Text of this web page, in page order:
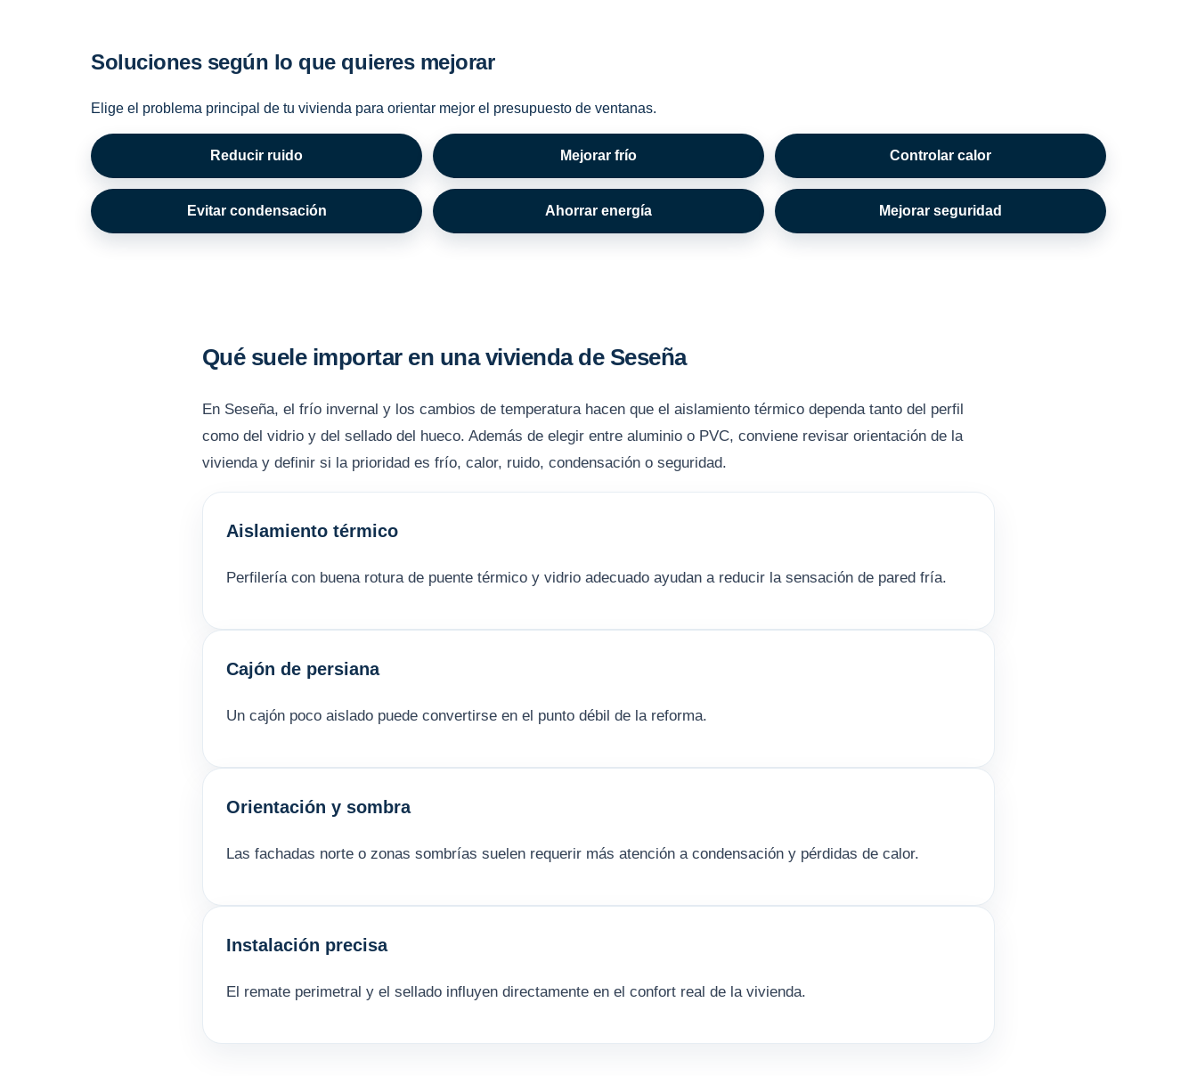
Soluciones según lo que quieres mejorar
Elige el problema principal de tu vivienda para orientar mejor el presupuesto de ventanas.
Reducir ruido Mejorar frío Controlar calor
Evitar condensación Ahorrar energía Mejorar seguridad
Qué suele importar en una vivienda de Seseña
En Seseña, el frío invernal y los cambios de temperatura hacen que el aislamiento térmico dependa tanto del perfil
como del vidrio y del sellado del hueco. Además de elegir entre aluminio o PVC, conviene revisar orientación de la
vivienda y definir si la prioridad es frío, calor, ruido, condensación o seguridad.
Aislamiento térmico
Perfilería con buena rotura de puente térmico y vidrio adecuado ayudan a reducir la sensación de pared fría.
Cajón de persiana
Un cajón poco aislado puede convertirse en el punto débil de la reforma.
Orientación y sombra
Las fachadas norte o zonas sombrías suelen requerir más atención a condensación y pérdidas de calor.
Instalación precisa
El remate perimetral y el sellado influyen directamente en el confort real de la vivienda.